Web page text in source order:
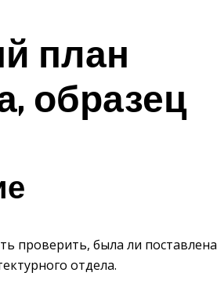
план
образец
проверить, была ли поставлена
отдела.